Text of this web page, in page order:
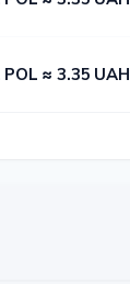
POL ≈ 3​.3​5​ UAH